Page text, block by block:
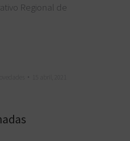
Regional de